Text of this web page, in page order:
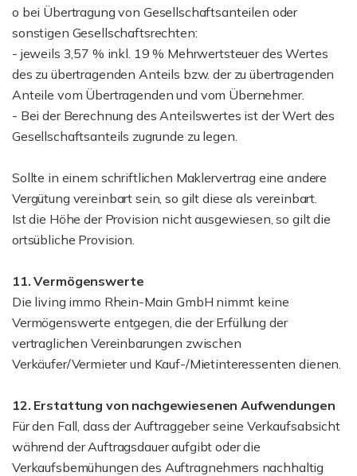
o bei Übertragung von Gesellschaftsanteilen oder
sonstigen Gesellschaftsrechten:
- jeweils 3,57 % inkl. 19 % Mehrwertsteuer des Wertes
des zu übertragenden Anteils bzw. der zu übertragenden
Anteile vom Übertragenden und vom Übernehmer.
- Bei der Berechnung des Anteilswertes ist der Wert des
Gesellschaftsanteils zugrunde zu legen.
Sollte in einem schriftlichen Maklervertrag eine andere
Vergütung vereinbart sein, so gilt diese als vereinbart.
Ist die Höhe der Provision nicht ausgewiesen, so gilt die
ortsübliche Provision.
11. Vermögenswerte
Die living immo Rhein-Main GmbH nimmt keine
Vermögenswerte entgegen, die der Erfüllung der
vertraglichen Vereinbarungen zwischen
Verkäufer/Vermieter und Kauf-/Mietinteressenten dienen.
12. Erstattung von nachgewiesenen Aufwendungen
Für den Fall, dass der Auftraggeber seine Verkaufsabsicht
während der Auftragsdauer aufgibt oder die
Verkaufsbemühungen des Auftragnehmers nachhaltig